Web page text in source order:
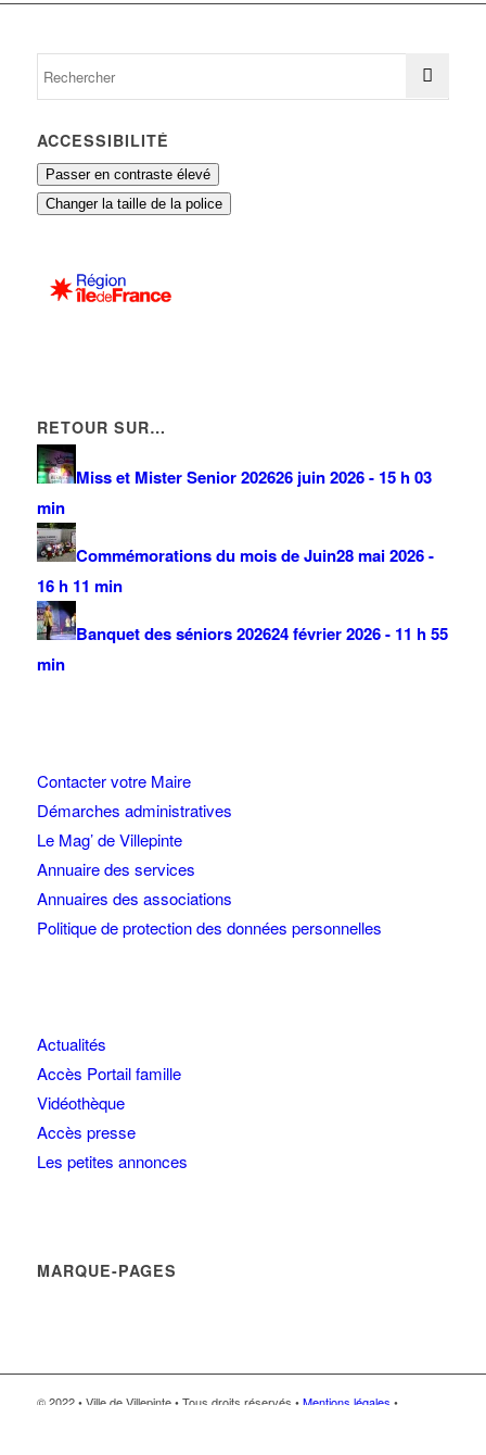
ACCESSIBILITÉ
Passer en contraste élevé
Changer la taille de la police
RETOUR SUR…
Miss et Mister Senior 202626 juin 2026 - 15 h 03
min
Commémorations du mois de Juin28 mai 2026 -
16 h 11 min
Banquet des séniors 202624 février 2026 - 11 h 55
min
Contacter votre Maire
Démarches administratives
Le Mag’ de Villepinte
Annuaire des services
Annuaires des associations
Politique de protection des données personnelles
Actualités
Accès Portail famille
Vidéothèque
Accès presse
Les petites annonces
MARQUE-PAGES
© 2022 • Ville de Villepinte • Tous droits réservés •Mentions légales •